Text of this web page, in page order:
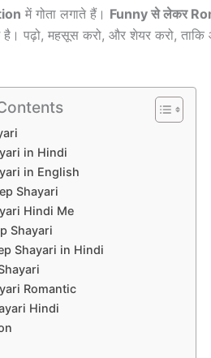
में गोता लगाते हैं। Funny से लेकर
पढ़ो, महसूस करो, और शेयर करो, ताकि
in Hindi
in English
Shayari
Hindi Me
Shayari
Shayari in Hindi
Romantic
Hindi